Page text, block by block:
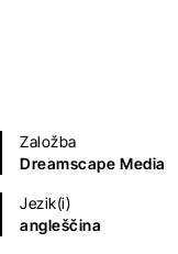
Založba
Dreamscape Media
Jezik(i)
angleščina